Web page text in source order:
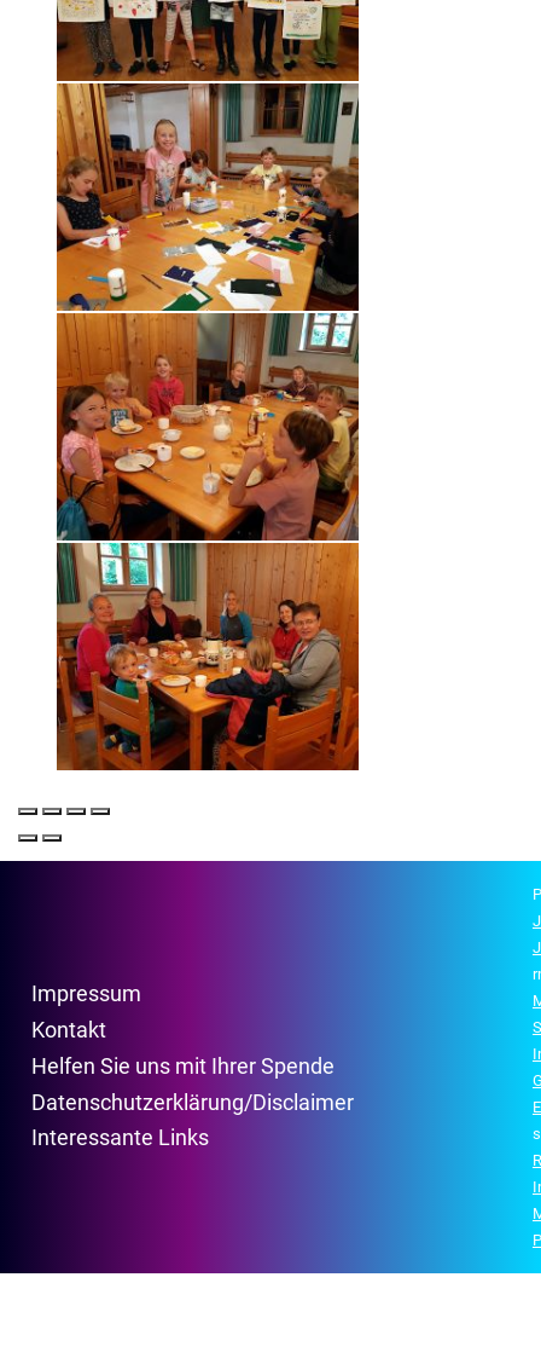
Impressum
Kontakt
Helfen Sie uns mit Ihrer Spende
Datenschutzerklärung/Disclaimer
Interessante Links